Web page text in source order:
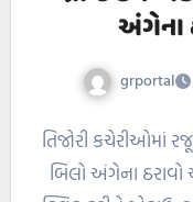
અંગેના
grportal
તિજોરી કચેરીઓમાં
બિલો અંગેના ઠરાવો